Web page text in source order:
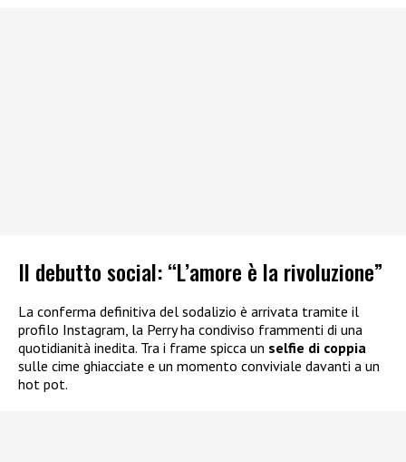
Il debutto social: “L’amore è la rivoluzione”
La conferma definitiva del sodalizio è arrivata tramite il
profilo Instagram, la Perry ha condiviso frammenti di una
quotidianità inedita. Tra i frame spicca un selfie di coppia
sulle cime ghiacciate e un momento conviviale davanti a un
hot pot.